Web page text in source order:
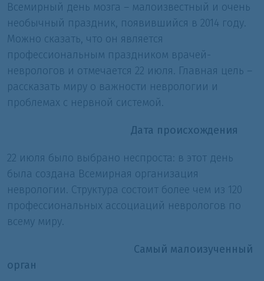
Всемирный день мозга – малоизвестный и очень
необычный праздник, появившийся в 2014 году.
Можно сказать, что он является
профессиональным праздником врачей-
неврологов и отмечается 22 июля. Главная цель –
рассказать миру о важности неврологии и
проблемах с нервной системой.
Дата происхождения
22 июля было выбрано неспроста: в этот день
была создана Всемирная организация
неврологии. Структура состоит более чем из 120
профессиональных ассоциаций неврологов по
всему миру.
Самый малоизученный
орган